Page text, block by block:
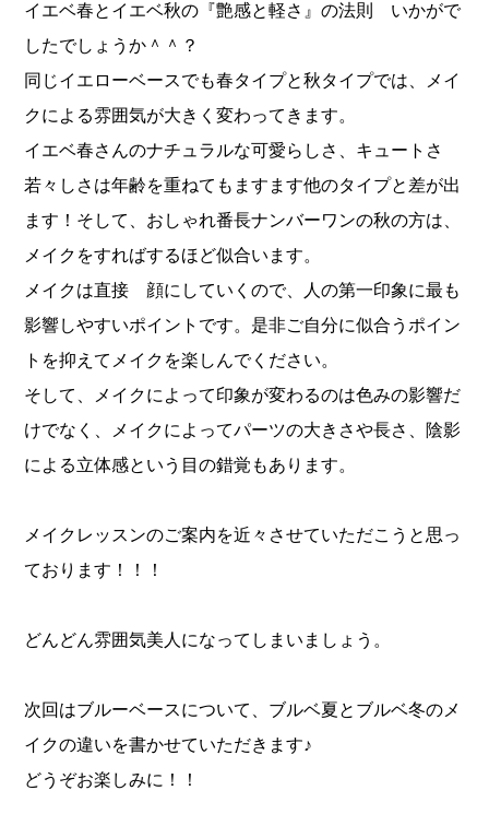
イエベ春とイエベ秋の『艶感と軽さ』の法則 いかがで
したでしょうか＾＾？
同じイエローベースでも春タイプと秋タイプでは、メイ
クによる雰囲気が大きく変わってきます。
イエベ春さんのナチュラルな可愛らしさ、キュートさ
若々しさは年齢を重ねてもますます他のタイプと差が出
ます！そして、おしゃれ番長ナンバーワンの秋の方は、
メイクをすればするほど似合います。
メイクは直接 顔にしていくので、人の第一印象に最も
影響しやすいポイントです。是非ご自分に似合うポイン
トを抑えてメイクを楽しんでください。
そして、メイクによって印象が変わるのは色みの影響だ
けでなく、メイクによってパーツの大きさや長さ、陰影
による立体感という目の錯覚もあります。
メイクレッスンのご案内を近々させていただこうと思っ
ております！！！
どんどん雰囲気美人になってしまいましょう。
次回はブルーベースについて、ブルベ夏とブルベ冬のメ
イクの違いを書かせていただきます♪
どうぞお楽しみに！！